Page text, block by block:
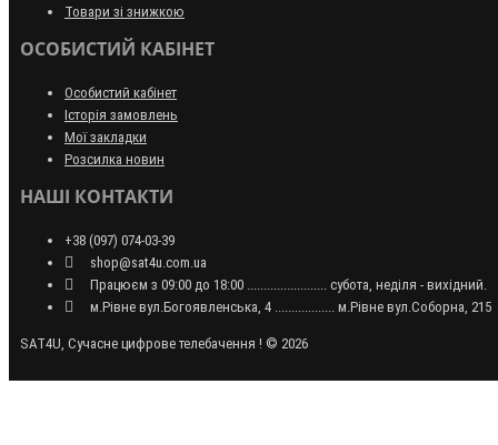
Товари зі знижкою
ОСОБИСТИЙ КАБІНЕТ
Особистий кабінет
Історія замовлень
Мої закладки
Розсилка новин
НАШІ КОНТАКТИ
+38 (097) 074-03-39
shop@sat4u.com.ua
Працюєм з 09:00 до 18:00 ........................ субота, неділя - вихідний.
м.Рівне вул.Богоявленська, 4 .................. м.Рівне вул.Соборна, 215
SAT4U, Сучасне цифрове телебачення ! © 2026